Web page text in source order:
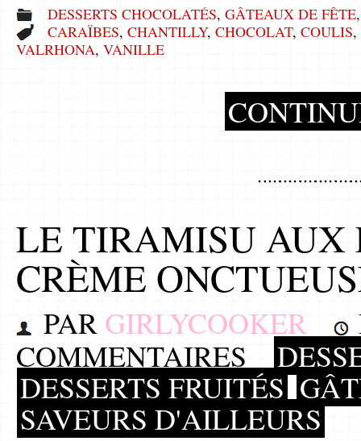
DESSERTS CHOCOLATÉS, GÂTEAUX DE FÊTE
CARAÏBES, CHANTILLY, CHOCOLAT, COULIS,
VALRHONA, VANILLE
LE TIRAMISU AUX
CRÈME
PAR GIRLYCOOKER
COMMENTAIRES
DESSERTS FRUITÉS
SAVEURS D'AILLEURS